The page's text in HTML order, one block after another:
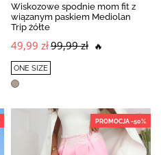
Wiskozowe spodnie mom fit z
wiązanym paskiem Mediolan
Trip żółte
49,99 zł99,99 zł 🔥
ONE SIZE
PROMOCJA -50%